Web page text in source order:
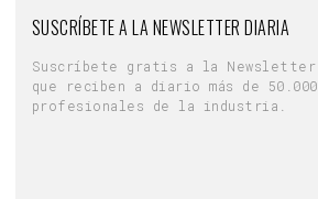
SUSCRÍBETE A LA NEWSLETTER DIARIA
Suscríbete gratis a la Newsletter
que reciben a diario más de 50.000
profesionales de la industria.